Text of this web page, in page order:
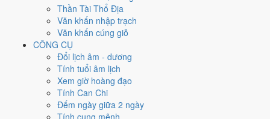
Thần Tài Thổ Địa
Văn khấn nhập trạch
Văn khấn cúng giỗ
CÔNG CỤ
Đổi lịch âm - dương
Tính tuổi âm lịch
Xem giờ hoàng đạo
Tính Can Chi
Đếm ngày giữa 2 ngày
Tính cung mệnh
Hoàng Đạo.
Cách tính ngày tốt
🏪
Khai trương - mở cửa hàng
Tốt
Khai trương - mở cửa hàng hôm nay ở
Ngày Hoàng Đạo.
Cách tính ngày tốt
Ký hợp đồng - giao ước